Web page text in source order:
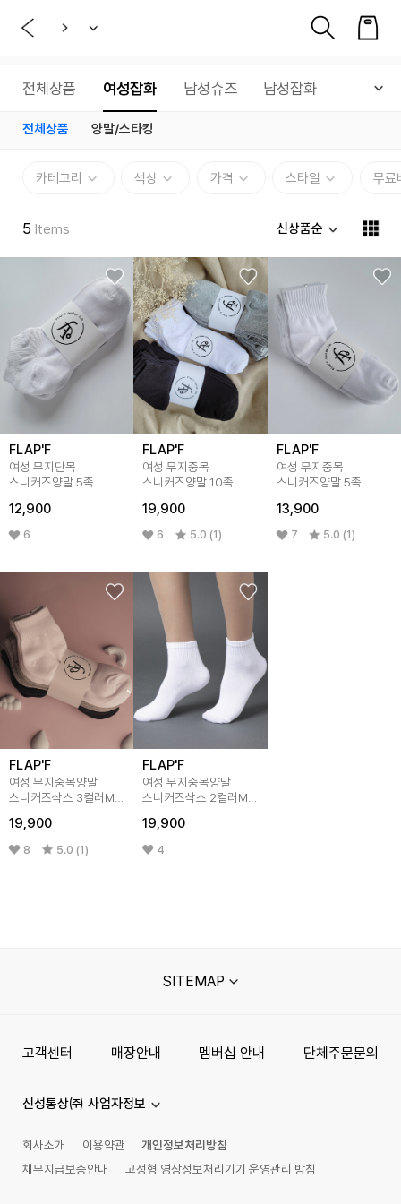
전체상품 여성잡화 남성슈즈 남성잡화
전체상품 양말/스타킹
카테고리 색상 가격 스타일 무료
5 Items 신상품순
FLAP'F
여성 무지단목
스니커즈양말 5족
12,900
6
FLAP'F
여성 무지중목
스니커즈양말 10족
19,900
6 5.0 (1)
FLAP'F
여성 무지중목
스니커즈양말 5족
13,900
7 5.0 (1)
FLAP'F
여성 무지중목양말
스니커즈삭스 3컬러MIX
19,900
8 5.0 (1)
FLAP'F
여성 무지중목양말
스니커즈삭스 2컬러MIX
19,900
4
SITEMAP
고객센터 매장안내 멤버십 안내 단체주문문의
신성통상㈜ 사업자정보
회사소개 이용약관
개인정보처리방침
채무지급보증안내
고정형 영상정보처리기기 운영관리 방침